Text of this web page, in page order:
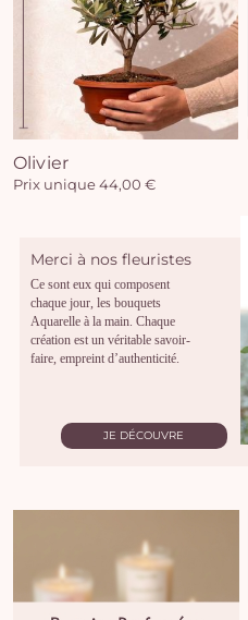
Olivier
Prix unique 44,00 €
Merci à nos fleuristes
Ce sont eux qui composent
chaque jour, les bouquets
Aquarelle à la main. Chaque
création est un véritable savoir-
faire, empreint d’authenticité.
JE DÉCOUVRE